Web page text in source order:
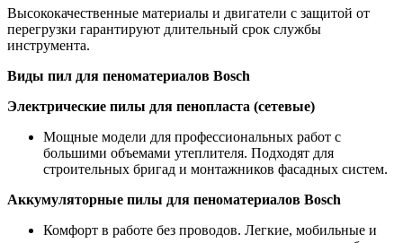
Высококачественные материалы и двигатели с защитой от
перегрузки гарантируют длительный срок службы
инструмента.
Виды пил для пеноматериалов Bosch
Электрические пилы для пенопласта (сетевые)
Мощные модели для профессиональных работ с
большими объемами утеплителя. Подходят для
строительных бригад и монтажников фасадных систем.
Аккумуляторные пилы для пеноматериалов Bosch
Комфорт в работе без проводов. Легкие, мобильные и